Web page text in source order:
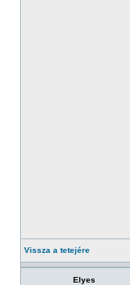
Vissza a tetejére
Elyes